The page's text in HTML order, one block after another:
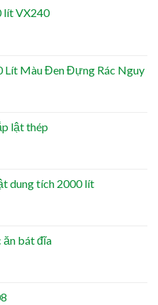
lít VX240
Lít Màu Đen Đựng Rác Nguy
lật thép
dung tích 2000 lít
ăn bát đĩa